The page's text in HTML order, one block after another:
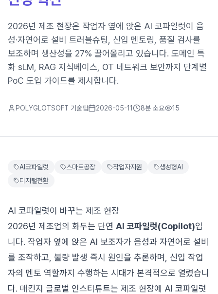
2026년 제조 현장은 작업자 옆에 앉은 AI 코파일럿이 음
성·자연어로 설비 트러블슈팅, 신입 멘토링, 품질 검사를
보조하며 생산성을 27% 끌어올리고 있습니다. 도메인 특
화 sLM, RAG 지식베이스, OT 네트워크 보안까지 단계별
PoC 도입 가이드를 제시합니다.
POLYGLOTSOFT 기술팀 2026-05-11 8분 소요 15
AI코파일럿 스마트공장 작업자지원
생성형AI
디지털전환
AI 코파일럿이 바꾸는 제조 현장
2026년 제조업의 화두는 단연 AI 코파일럿(Copilot)입
니다. 작업자 옆에 앉은 AI 보조자가 음성과 자연어로 설비
를 조작하고, 불량 발생 즉시 원인을 추론하며, 신입 작업
자의 멘토 역할까지 수행하는 시대가 본격적으로 열렸습니
다. 매킨지 글로벌 인스티튜트는 제조 현장에 AI 코파일럿